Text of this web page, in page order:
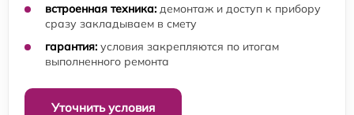
встроенная техника: демонтаж и доступ к прибору
сразу закладываем в смету
гарантия: условия закрепляются по итогам
выполненного ремонта
Уточнить условия